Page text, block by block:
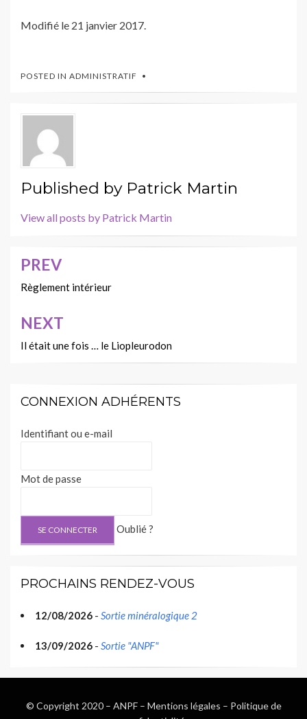
Modifié le 21 janvier 2017.
POSTED IN ADMINISTRATIF
Published by Patrick Martin
View all posts by Patrick Martin
Navigation
de
l’article
PREV
Règlement intérieur
NEXT
Il était une fois … le Liopleurodon
CONNEXION ADHÉRENTS
Identifiant ou e-mail
Mot de passe
Oublié ?
PROCHAINS RENDEZ-VOUS
12/08/2026 - Sortie minéralogique 2
13/09/2026 - Sortie "ANPF"
© Copyright 2020 – ANPF– Mentions légales – Politique de